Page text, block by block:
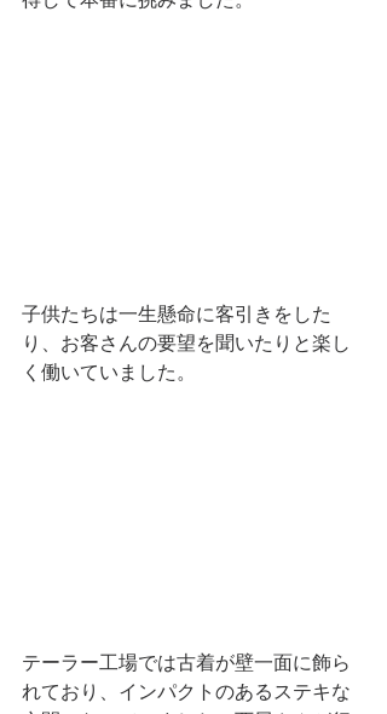
子供たちは一生懸命に客引きをした
り、お客さんの要望を聞いたりと楽し
く働いていました。
テーラー工場では古着が壁一面に飾ら
れており、インパクトのあるステキな